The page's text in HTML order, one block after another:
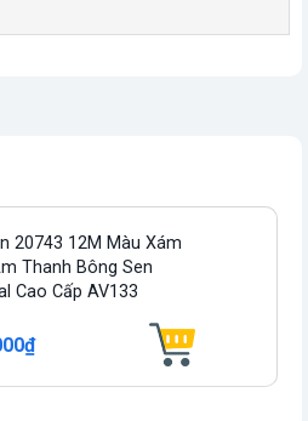
20743 12M Màu Xám
Thanh Bông Sen
Cao Cấp AV133